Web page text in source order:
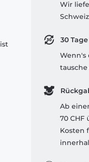
Wir
30
Wenn's
tausche
Ab
70
Kosten